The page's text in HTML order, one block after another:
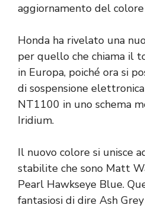
aggiornamento del
Honda ha rivelato una
per quello che chiama il
in Europa, poiché ora si
di sospensione
NT1100 in uno schema
Iridium.
Il nuovo colore si unisce
stabilite che sono Matt
Pearl Hawkseye Blue.
fantasiosi di dire Ash